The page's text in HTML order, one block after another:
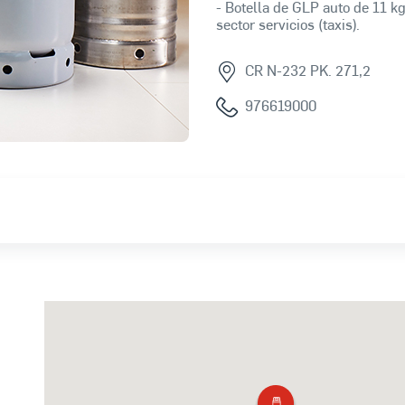
- Botella de GLP auto de 11
sector servicios (taxis).
CR N-232 PK. 271,2
976619000